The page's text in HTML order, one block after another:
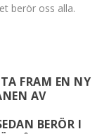
berör oss alla.
FRAM EN NY
AV
BERÖR I